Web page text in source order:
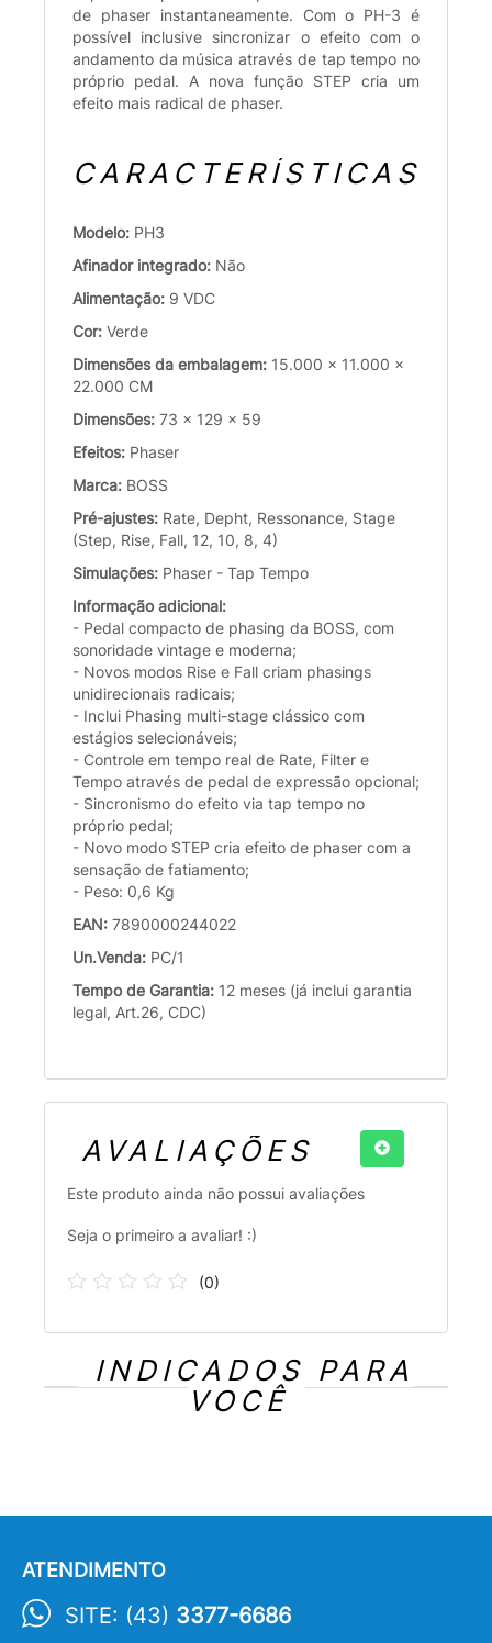
de phaser instantaneamente. Com o PH-3 é
possível inclusive sincronizar o efeito com o
andamento da música através de tap tempo no
próprio pedal. A nova função STEP cria um
efeito mais radical de phaser.
CARACTERÍSTICAS
Modelo: PH3
Afinador integrado: Não
Alimentação: 9 VDC
Cor: Verde
Dimensões da embalagem: 15.000 x 11.000 x
22.000 CM
Dimensões: 73 x 129 x 59
Efeitos: Phaser
Marca: BOSS
Pré-ajustes: Rate, Depht, Ressonance, Stage
(Step, Rise, Fall, 12, 10, 8, 4)
Simulações: Phaser - Tap Tempo
Informação adicional:
- Pedal compacto de phasing da BOSS, com
sonoridade vintage e moderna;
- Novos modos Rise e Fall criam phasings
unidirecionais radicais;
- Inclui Phasing multi-stage clássico com
estágios selecionáveis;
- Controle em tempo real de Rate, Filter e
Tempo através de pedal de expressão opcional;
- Sincronismo do efeito via tap tempo no
próprio pedal;
- Novo modo STEP cria efeito de phaser com a
sensação de fatiamento;
- Peso: 0,6 Kg
EAN: 7890000244022
Un.Venda: PC/1
Tempo de Garantia: 12 meses (já inclui garantia
legal, Art.26, CDC)
AVALIAÇÕES
Este produto ainda não possui avaliações
Seja o primeiro a avaliar! :)
(0)
INDICADOS PARA
VOCÊ
ATENDIMENTO
SITE: (43) 3377-6686